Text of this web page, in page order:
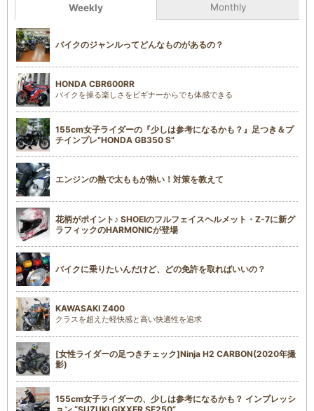
Weekly Monthly
バイクのジャンルってどんなものがあるの？
HONDA CBR600RR
バイクを操る楽しさをビギナーからでも体感できる
155cm女子ライダーの『少しは参考になるかも？』足つき＆プ
チインプレ“HONDA GB350 S”
エンジンの熱で太ももが熱い！対策を教えて
花柄がポイント♪ SHOEIのフルフェイスヘルメット・Z-7に新グ
ラフィックのHARMONICが登場
バイクに乗りたいんだけど、どの免許を取ればいいの？
KAWASAKI Z400
クラスを超えた軽快感と高い快適性を追求
[女性ライダーの足つきチェック]Ninja H2 CARBON(2020年撮
影)
155cm女子ライダーの、少しは参考になるかも？ インプレッシ